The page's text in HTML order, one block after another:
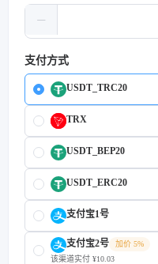
支付方式
USDT_TRC20
TRX
USDT_BEP20
USDT_ERC20
支付宝1号
支付宝2号
加价 5%
该渠道实付 ¥10.03